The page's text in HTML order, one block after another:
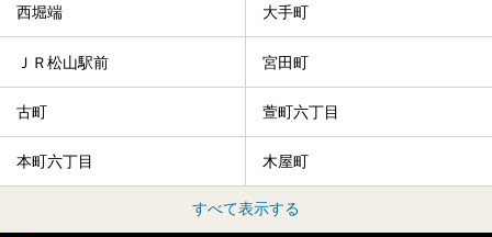
西堀端 大手町
ＪＲ松山駅前 宮田町
古町 萱町六丁目
本町六丁目 木屋町
すべて表示する